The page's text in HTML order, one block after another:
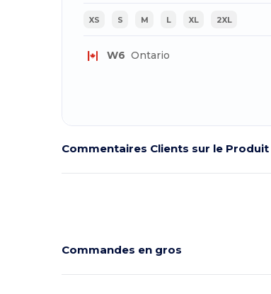
XS S M L XL 2XL
W6 Ontario
Commentaires Clients sur le Produit
Commandes en gros